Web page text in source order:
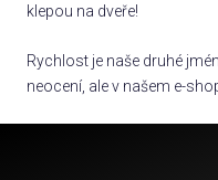
klepou na dveře!
Rychlost je naše druhé
neocení, ale v našem e-